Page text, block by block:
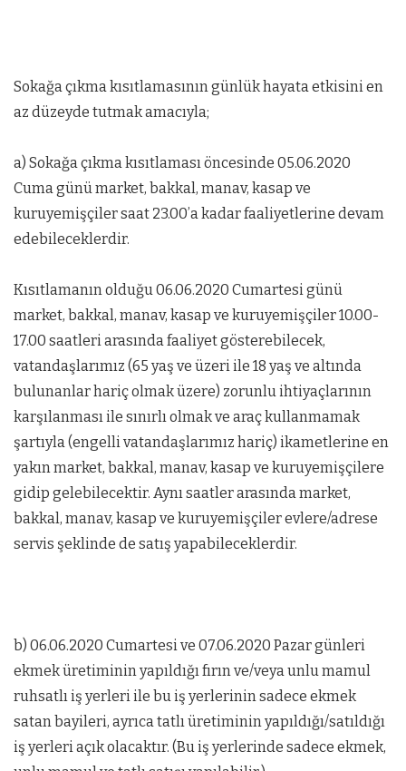
Sokağa çıkma kısıtlamasının günlük hayata etkisini en
az düzeyde tutmak amacıyla;
a) Sokağa çıkma kısıtlaması öncesinde 05.06.2020
Cuma günü market, bakkal, manav, kasap ve
kuruyemişçiler saat 23.00’a kadar faaliyetlerine devam
edebileceklerdir.
Kısıtlamanın olduğu 06.06.2020 Cumartesi günü
market, bakkal, manav, kasap ve kuruyemişçiler 10.00-
17.00 saatleri arasında faaliyet gösterebilecek,
vatandaşlarımız (65 yaş ve üzeri ile 18 yaş ve altında
bulunanlar hariç olmak üzere) zorunlu ihtiyaçlarının
karşılanması ile sınırlı olmak ve araç kullanmamak
şartıyla (engelli vatandaşlarımız hariç) ikametlerine en
yakın market, bakkal, manav, kasap ve kuruyemişçilere
gidip gelebilecektir. Aynı saatler arasında market,
bakkal, manav, kasap ve kuruyemişçiler evlere/adrese
servis şeklinde de satış yapabileceklerdir.
b) 06.06.2020 Cumartesi ve 07.06.2020 Pazar günleri
ekmek üretiminin yapıldığı fırın ve/veya unlu mamul
ruhsatlı iş yerleri ile bu iş yerlerinin sadece ekmek
satan bayileri, ayrıca tatlı üretiminin yapıldığı/satıldığı
iş yerleri açık olacaktır. (Bu iş yerlerinde sadece ekmek,